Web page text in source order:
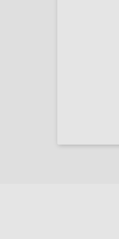
Identify devices based on